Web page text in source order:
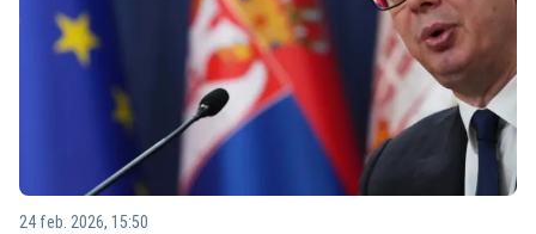
24 feb. 2026, 15:50